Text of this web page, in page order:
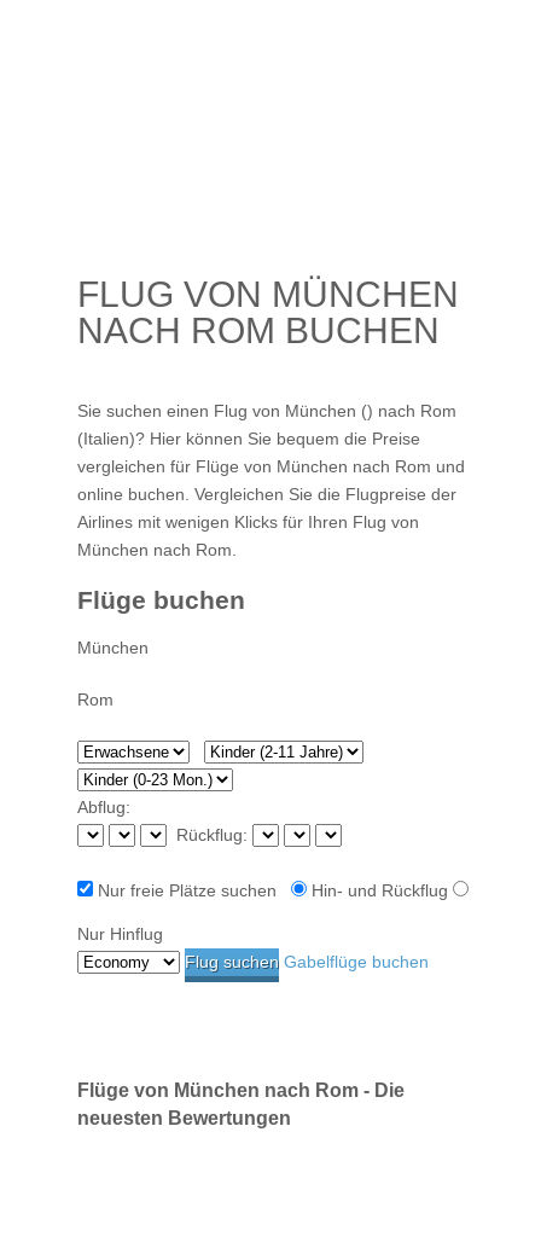
FLUG VON MÜNCHEN
NACH ROM BUCHEN
Sie suchen einen Flug von München () nach Rom
(Italien)? Hier können Sie bequem die Preise
vergleichen für Flüge von München nach Rom und
online buchen. Vergleichen Sie die Flugpreise der
Airlines mit wenigen Klicks für Ihren Flug von
München nach Rom.
Flüge buchen
Abflug:
Rückflug:
Nur freie Plätze suchen Hin- und Rückflug
Nur Hinflug
Gabelflüge buchen
Flüge von München nach Rom - Die
neuesten Bewertungen